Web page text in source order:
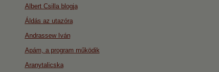
Albert Csilla blogja
Áldás az utazóra
Andrassew Iván
Apám, a program működik
Aranytalicska